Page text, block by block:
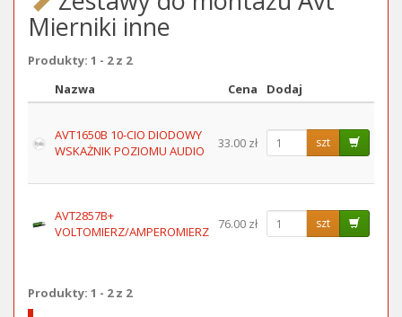
Mierniki inne
Produkty: 1 - 2 z 2
Obraz
Nazwa Cena Dodaj
AVT1650B 10-CIO DIODOWY
WSKAŻNIK POZIOMU AUDIO
33.00 zł szt
AVT2857B+
VOLTOMIERZ/AMPEROMIERZ
76.00 zł szt
Produkty: 1 - 2 z 2